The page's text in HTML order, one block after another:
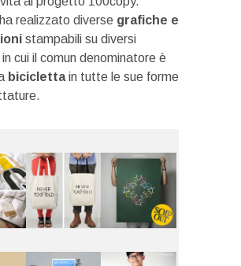
realizzato diverse grafiche e
stampabili su diversi
cui il comun denominatore è
biciclettain tutte le sue forme